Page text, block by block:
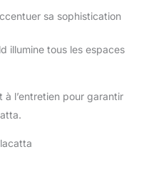
sa sophistication
illumine tous les espaces
à l’entretien pour garantir